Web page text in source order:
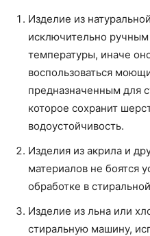
Изделие из
исключительно
температуры, иначе
воспользоваться
предназначенным для
которое сохранит
водоустойчивость.
Изделия из акрила и
материалов не боятся
обработке в
Изделие из льна или
стиральную машину,